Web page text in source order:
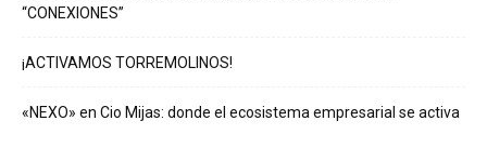
“CONEXIONES”
¡ACTIVAMOS TORREMOLINOS!
«NEXO» en Cio Mijas: donde el ecosistema empresarial se activa